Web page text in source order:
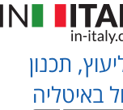
תכנון
באיטליה